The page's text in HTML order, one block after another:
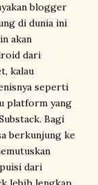
blogger
di dunia ini
akan
dari
kalau
seperti
platform yang
Bagi
berkunjung ke
dari